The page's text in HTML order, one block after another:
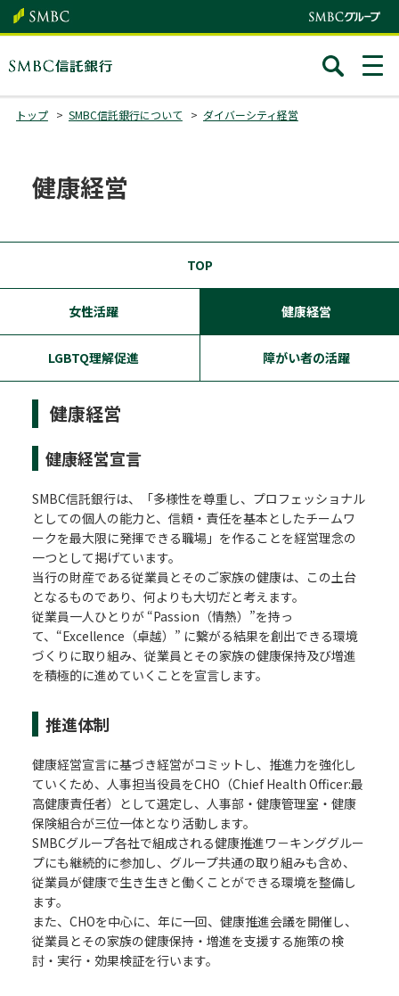
トップ SMBC信託銀行について ダイバーシティ経営
健康経営
TOP
女性活躍 健康経営
LGBTQ理解促進 障がい者の活躍
健康経営
健康経営宣言
SMBC信託銀行は、「多様性を尊重し、プロフェッショナル
としての個人の能力と、信頼・責任を基本としたチームワ
ークを最大限に発揮できる職場」を作ることを経営理念の
一つとして掲げています。
当行の財産である従業員とそのご家族の健康は、この土台
となるものであり、何よりも大切だと考えます。
従業員一人ひとりが “Passion（情熱）”を持っ
て、“Excellence（卓越）” に繋がる結果を創出できる環境
づくりに取り組み、従業員とその家族の健康保持及び増進
を積極的に進めていくことを宣言します。
推進体制
健康経営宣言に基づき経営がコミットし、推進力を強化し
ていくため、人事担当役員をCHO（Chief Health Officer:最
高健康責任者）として選定し、人事部・健康管理室・健康
保険組合が三位一体となり活動します。
SMBCグループ各社で組成される健康推進ワ－キンググルー
プにも継続的に参加し、グループ共通の取り組みも含め、
従業員が健康で生き生きと働くことができる環境を整備し
ます。
また、CHOを中心に、年に一回、健康推進会議を開催し、
従業員とその家族の健康保持・増進を支援する施策の検
討・実行・効果検証を行います。